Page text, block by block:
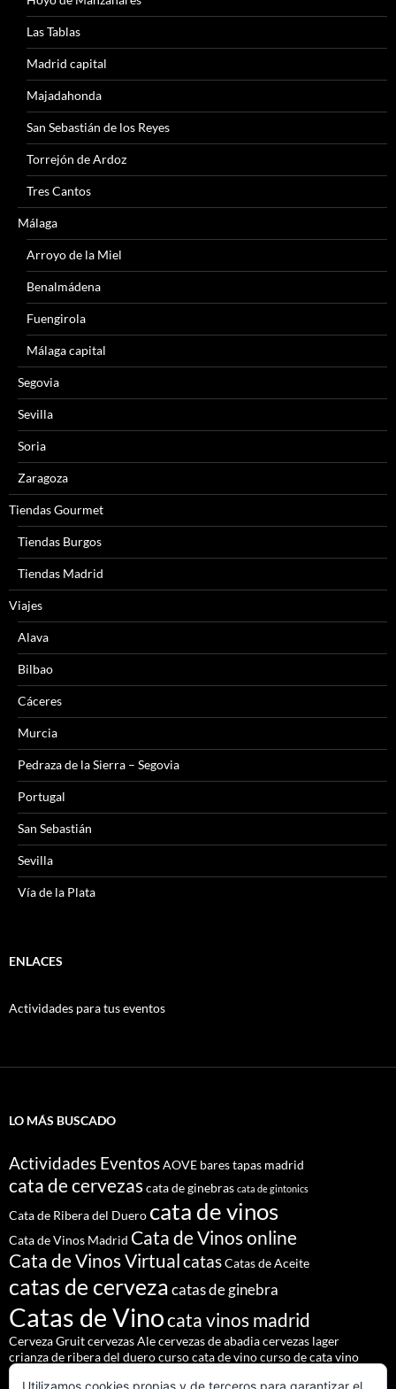
Las Tablas
Madrid capital
Majadahonda
San Sebastián de los Reyes
Torrejón de Ardoz
Tres Cantos
Málaga
Arroyo de la Miel
Benalmádena
Fuengirola
Málaga capital
Segovia
Sevilla
Soria
Zaragoza
Tiendas Gourmet
Tiendas Burgos
Tiendas Madrid
Viajes
Alava
Bilbao
Cáceres
Murcia
Pedraza de la Sierra – Segovia
Portugal
San Sebastián
Sevilla
Vía de la Plata
ENLACES
Actividades para tus eventos
LO MÁS BUSCADO
Actividades EventosAOVE bares tapas madrid
cata de cervezascata de ginebras cata de gintonics
Cata de Ribera del Duero cata de vinos
Cata de Vinos Madrid Cata de Vinos online
Cata de Vinos VirtualcatasCatas de Aceite
catas de cervezacatas de ginebra
Catas de Vinocata vinos madrid
Cerveza Gruitcervezas Alecervezas de abadiacervezas lager
crianza de ribera del duerocurso cata de vinocurso de cata vino
Denominación de Origen Ribera del Duero
Utilizamos cookies propias y de terceros para garantizar el